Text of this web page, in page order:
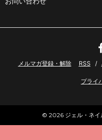
メルマガ登録・解除 RSS /
プライ
© 2026 ジェル・ネイ